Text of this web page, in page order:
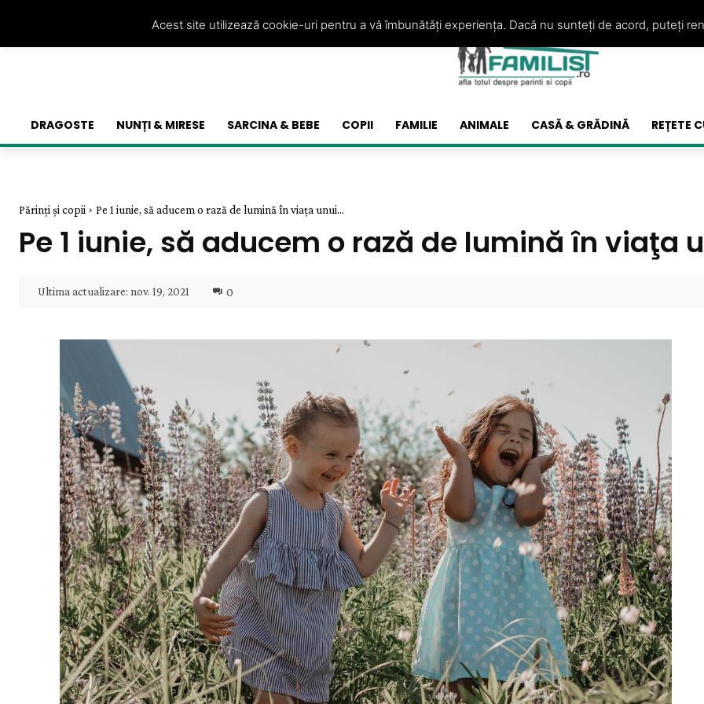
DRAGOSTE NUNȚI & MIRESE SARCINA & BEBE COPII FAMILIE ANIMALE CASĂ & GRĂDINĂ REȚETE
Părinți și copii Pe 1 iunie, să aducem o rază de lumină în viaţa unui...
Pe 1 iunie, să aducem o rază de lumină în viaţa
Ultima actualizare: nov. 19, 2021 0
Acest site utilizează cookie-uri pentru a vă îmbunătăți experiența. Dacă nu sunteți de acord, puteți